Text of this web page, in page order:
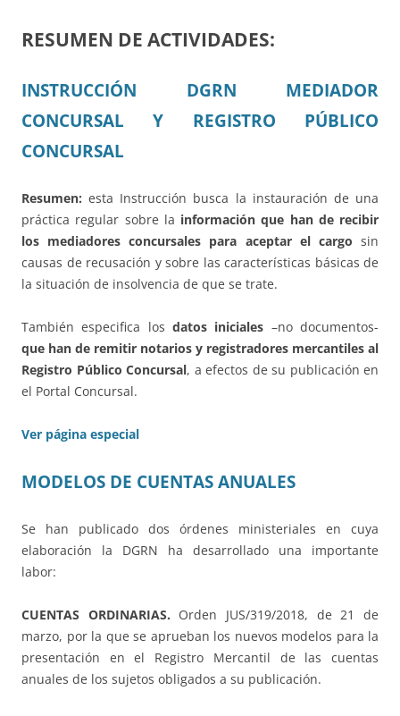
RESUMEN DE ACTIVIDADES:
INSTRUCCIÓN DGRN MEDIADOR
CONCURSAL Y REGISTRO PÚBLICO
CONCURSAL
Resumen: esta Instrucción busca la instauración de una
práctica regular sobre la información que han de recibir
los mediadores concursales para aceptar el cargo sin
causas de recusación y sobre las características básicas de
la situación de insolvencia de que se trate.
También especifica los datos iniciales –no documentos-
que han de remitir notarios y registradores mercantiles al
Registro Público Concursal, a efectos de su publicación en
el Portal Concursal.
Ver página especial
MODELOS DE CUENTAS ANUALES
Se han publicado dos órdenes ministeriales en cuya
elaboración la DGRN ha desarrollado una importante
labor:
CUENTAS ORDINARIAS. Orden JUS/319/2018, de 21 de
marzo, por la que se aprueban los nuevos modelos para la
presentación en el Registro Mercantil de las cuentas
anuales de los sujetos obligados a su publicación.